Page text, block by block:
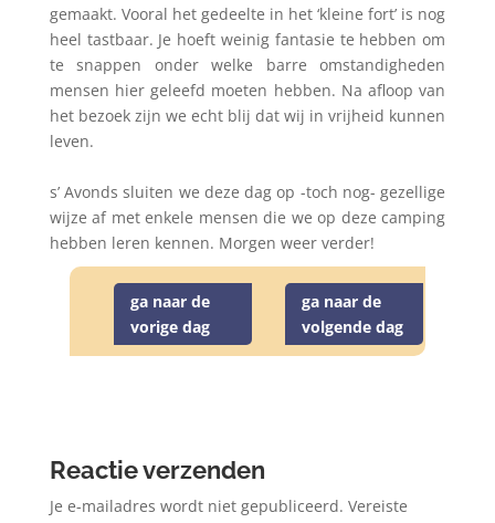
gemaakt. Vooral het gedeelte in het ‘kleine fort’ is nog
heel tastbaar. Je hoeft weinig fantasie te hebben om
te snappen onder welke barre omstandigheden
mensen hier geleefd moeten hebben. Na afloop van
het bezoek zijn we echt blij dat wij in vrijheid kunnen
leven.
s’ Avonds sluiten we deze dag op -toch nog- gezellige
wijze af met enkele mensen die we op deze camping
hebben leren kennen. Morgen weer verder!
ga naar de
vorige dag
ga naar de
volgende dag
Reactie verzenden
Je e-mailadres wordt niet gepubliceerd. Vereiste